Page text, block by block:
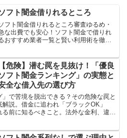
フト闇金借りれるところ
フト闇金借りれるところ審査ゆるめ・
な出費でも安心！ソフト闇金で借りれ
おすすめ業者一覧と賢い利用術を徹底
きたい基礎情報やリスクと対策を整理
し、実際の借入例を通じ...
【危険】潜む罠を見抜け！「優良
フト闇金ランキング」の実態と
全な借入先の選び方
」で苦境を脱出できる？その危険な罠と
説。借金に追われ「ブラックOK」
る前に知るべきこと。法外な金利、違法